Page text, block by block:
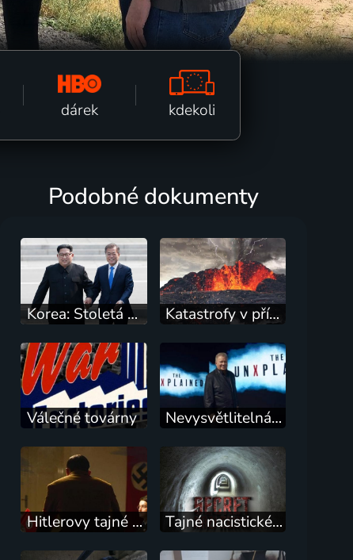
dárek kdekoli
Podobné dokumenty
Korea: Stoletá válka Katastrofy v přímém přenosu
Válečné továrny Nevysvětlitelná tajemství s Williamem Shatnerem
Hitlerovy tajné mise Tajné nacistické základny